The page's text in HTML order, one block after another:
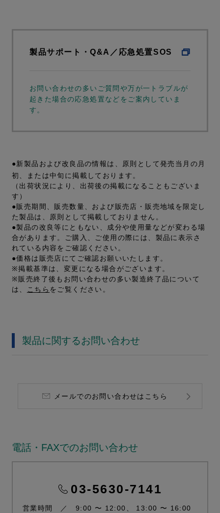
製品サポート・Q&A／応急処置SOS
お問い合わせの多いご質問や万が一トラブルが
起きた場合の応急処置などをご案内していま
す。
●新製品および改良品の情報は、原則として発売当月の月
初、または中旬に掲載しております。
（出荷状況により、出荷後の掲載になることもございま
す）
●販売期間、販売数量、および販売店・販売地域を限定し
た製品は、原則として掲載しておりません。
●製品の改良等にともない、成分や使用量などが変わる場
合があります。ご購入、ご使用の際には、製品に表示さ
れている内容をご確認ください。
●価格は販売店にてご確認お願いいたします。
※掲載基準は、変更になる場合がございます。
※販売終了後もお問い合わせの多い製造終了品について
は、
こちら をご覧ください。
製品に関するお問い合わせ
メールでのお問い合わせはこちら
電話・FAXでのお問い合わせ
03-5630-7141
営業時間 ／ 9:00 〜 12:00、 13:00 〜 16:00